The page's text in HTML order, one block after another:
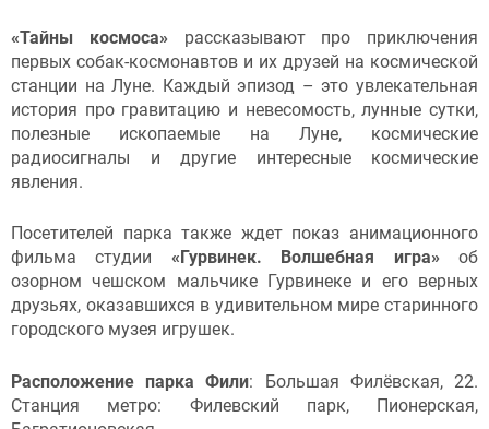
«Тайны космоса» рассказывают про приключения
первых собак-космонавтов и их друзей на космической
станции на Луне. Каждый эпизод – это увлекательная
история про гравитацию и невесомость, лунные сутки,
полезные ископаемые на Луне, космические
радиосигналы и другие интересные космические
явления.
Посетителей парка также ждет показ анимационного
фильма студии «Гурвинек. Волшебная игра»об
озорном чешском мальчике Гурвинеке и его верных
друзьях, оказавшихся в удивительном мире старинного
городского музея игрушек.
Расположение парка Фили: Большая Филёвская, 22.
Станция метро: Филевский парк, Пионерская,